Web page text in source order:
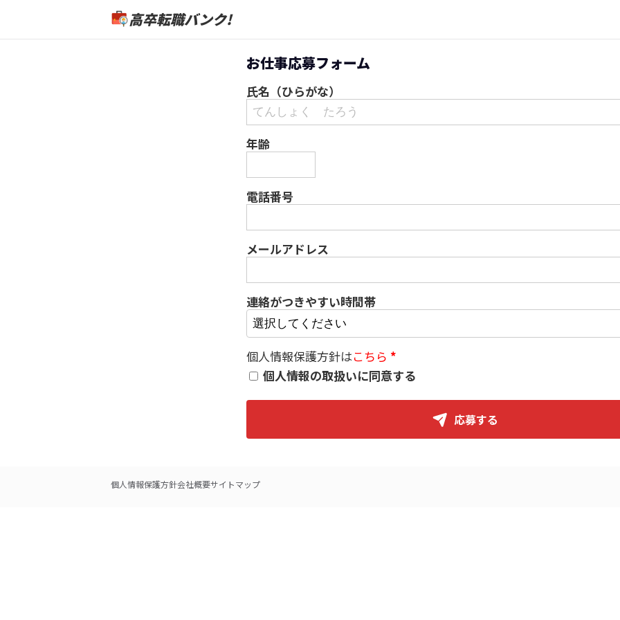
高卒転職バンク!
お仕事応募フォーム
氏名（ひらがな）
年齢
電話番号
メールアドレス
連絡がつきやすい時間帯
個人情報保護方針はこちら
個人情報の取扱いに同意する
応募する
個人情報保護方針会社概要サイトマップ